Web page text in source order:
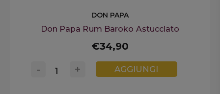
DON PAPA
Don Papa Rum Baroko Astucciato
€34,90
+
- AGGIUNGI